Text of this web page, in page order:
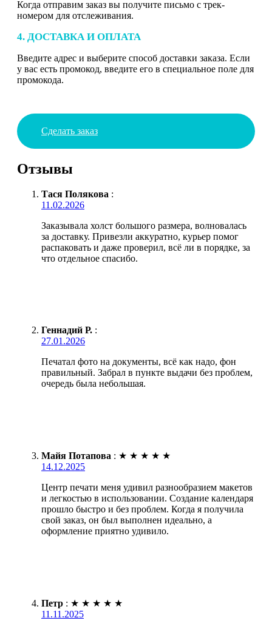
Когда отправим заказ вы получите письмо с трек-
номером для отслеживания.
4. ДОСТАВКА И ОПЛАТА
Введите адрес и выберите способ доставки заказа. Если
у вас есть промокод, введите его в специальное поле для
промокода.
Сделать заказ
Отзывы
Тася Полякова :
11.02.2026
Заказывала холст большого размера, волновалась
за доставку. Привезли аккуратно, курьер помог
распаковать и даже проверил, всё ли в порядке, за
что отдельное спасибо.
Геннадий Р. :
27.01.2026
Печатал фото на документы, всё как надо, фон
правильный. Забрал в пункте выдачи без проблем,
очередь была небольшая.
Майя Потапова : ★ ★ ★ ★ ★
14.12.2025
Центр печати меня удивил разнообразием макетов
и легкостью в использовании. Создание календаря
прошло быстро и без проблем. Когда я получила
свой заказ, он был выполнен идеально, а
оформление приятно удивило.
Петр : ★ ★ ★ ★ ★
11.11.2025